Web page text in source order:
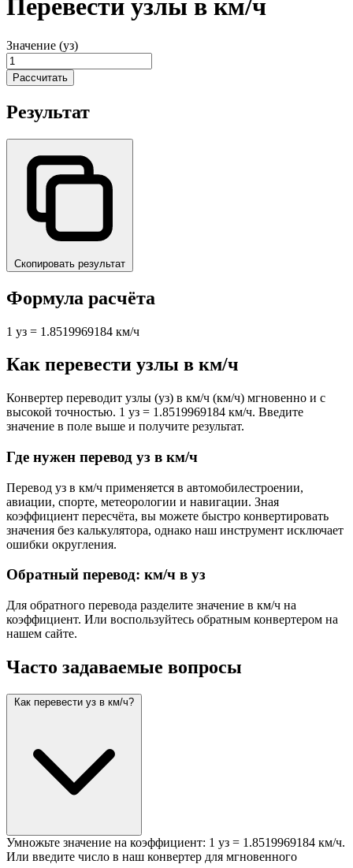
Перевести узлы в км/ч
Значение (уз)
Рассчитать
Результат
Скопировать результат
Формула расчёта
1 уз = 1.8519969184 км/ч
Как перевести узлы в км/ч
Конвертер переводит узлы (уз) в км/ч (км/ч) мгновенно и с
высокой точностью. 1 уз = 1.8519969184 км/ч. Введите
значение в поле выше и получите результат.
Где нужен перевод уз в км/ч
Перевод уз в км/ч применяется в автомобилестроении,
авиации, спорте, метеорологии и навигации. Зная
коэффициент пересчёта, вы можете быстро конвертировать
значения без калькулятора, однако наш инструмент исключает
ошибки округления.
Обратный перевод: км/ч в уз
Для обратного перевода разделите значение в км/ч на
коэффициент. Или воспользуйтесь обратным конвертером на
нашем сайте.
Часто задаваемые вопросы
Как перевести уз в км/ч?
Умножьте значение на коэффициент: 1 уз = 1.8519969184 км/ч.
Или введите число в наш конвертер для мгновенного